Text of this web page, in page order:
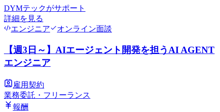
DYMテックがサポート
詳細を見る
エンジニア
オンライン面談
【週3日～】AIエージェント開発を担うAI AGENT
エンジニア
雇用契約
業務委託・フリーランス
報酬